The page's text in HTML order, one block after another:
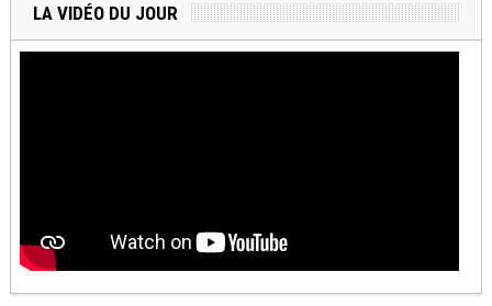
LA VIDÉO DU JOUR